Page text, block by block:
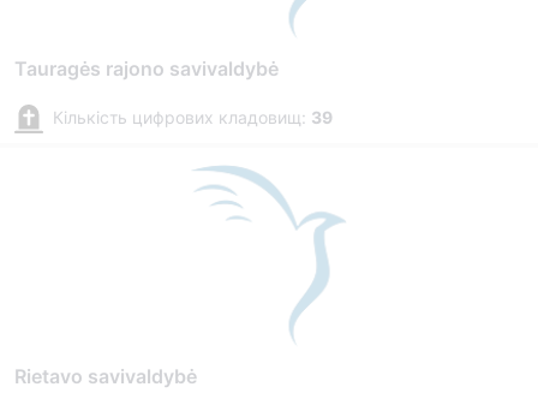
Tauragės rajono savivaldybė
Кількість цифрових кладовищ: 39
Rietavo savivaldybė